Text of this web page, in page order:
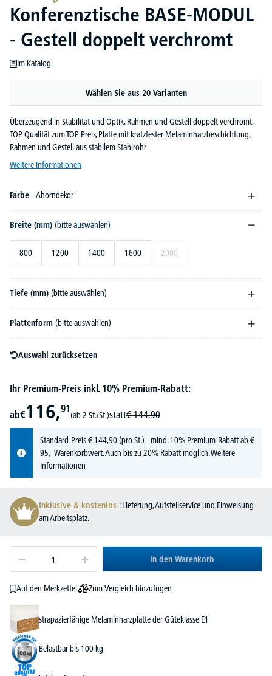
Konferenztische BASE-MODUL
- Gestell doppelt verchromt
Im Katalog
Wählen Sie aus 20 Varianten
Überzeugend in Stabilität und Optik, Rahmen und Gestell doppelt verchromt,
TOP Qualität zum TOP Preis, Platte mit kratzfester Melaminharzbeschichtung,
Rahmen und Gestell aus stabilem Stahlrohr
Weitere Informationen
Farbe - Ahorndekor
Breite (mm) (bitte auswählen)
800 1200 1400 1600 2000
Tiefe (mm) (bitte auswählen)
Plattenform (bitte auswählen)
Auswahl zurücksetzen
Ihr Premium-Preis inkl. 10% Premium-Rabatt:
ab€116,91
(ab 2 St./St.)statt€ 144,90
Standard-Preis€ 144,90(pro St.) - mind. 10% Premium-Rabatt ab €
95,- Warenkorbwert. Auch bis zu 20% Rabatt möglich.Weitere
Informationen
Inklusive & kostenlos : Lieferung, Aufstellservice und Einweisung
am Arbeitsplatz.
In den Warenkorb
Auf den Merkzettel Zum Vergleich hinzufügen
strapazierfähige Melaminharzplatte der Güteklasse E1
Belastbar bis 100 kg